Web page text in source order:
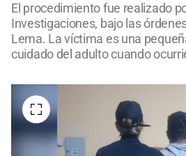
El procedimiento fue realizado
Investigaciones, bajo las
Lema. La víctima es una
cuidado del adulto cuando